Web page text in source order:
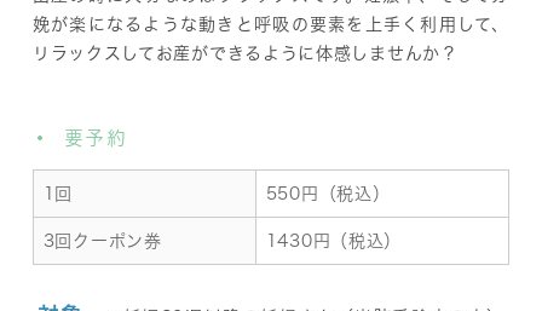
娩が楽になるような動きと呼吸の要素を上手く利用して、
リラックスしてお産ができるように体感しませんか？
要予約
1回 550円（税込）
3回クーポン券 1430円（税込）